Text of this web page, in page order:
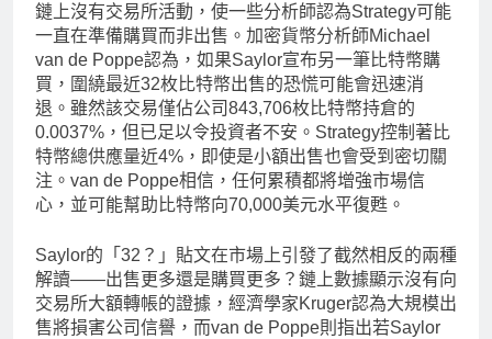
鏈上沒有交易所活動，使一些分析師認為Strategy可能
一直在準備購買而非出售。加密貨幣分析師Michael
van de Poppe認為，如果Saylor宣布另一筆比特幣購
買，圍繞最近32枚比特幣出售的恐慌可能會迅速消
退。雖然該交易僅佔公司843,706枚比特幣持倉的
0.0037%，但已足以令投資者不安。Strategy控制著比
特幣總供應量近4%，即使是小額出售也會受到密切關
注。van de Poppe相信，任何累積都將增強市場信
心，並可能幫助比特幣向70,000美元水平復甦。
Saylor的「32？」貼文在市場上引發了截然相反的兩種
解讀——出售更多還是購買更多？鏈上數據顯示沒有向
交易所大額轉帳的證據，經濟學家Kruger認為大規模出
售將損害公司信譽，而van de Poppe則指出若Saylor